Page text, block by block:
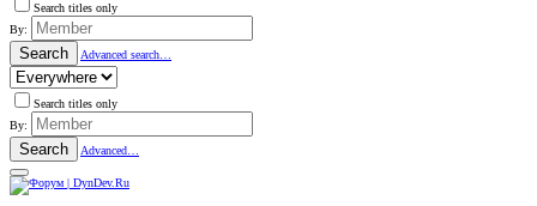
Search titles only
By:
Search Advanced search…
Search titles only
By:
Search Advanced…